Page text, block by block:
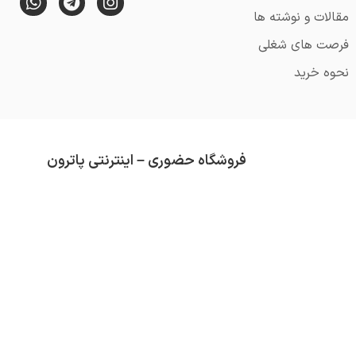
مقالات و نوشته ها
فرصت های شغلی
نحوه خرید
فروشگاه حضوری – اینترنتی پاترون